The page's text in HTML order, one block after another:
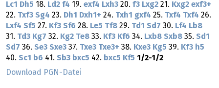
Lc1
Dh5 18. Ld2 f4 19. exf4 Lxh3 20. f3 Lxg2 21. Kxg2 exf3+
22. Txf3 Sg4 23. Dh1 Dxh1+ 24. Txh1 gxf4 25. Txf4 Txf4 26.
Lxf4 Sf5 27. Kf3 Sf6 28. Le5 Tf8 29. Td1 Sd7 30. Lf4 Lb8
31. Td3 Kg7 32. Kg2 Te8 33. Kf3 Kf6 34. Lxb8 Sxb8 35. Sd1
Sd7 36. Se3 Sxe3 37. Txe3 Txe3+ 38. Kxe3 Kg5 39. Kf3 h5
40. Sc1 b6 41. Sb3 bxc5 42. bxc5 Kf5 1/2-1/2
Download PGN-Datei